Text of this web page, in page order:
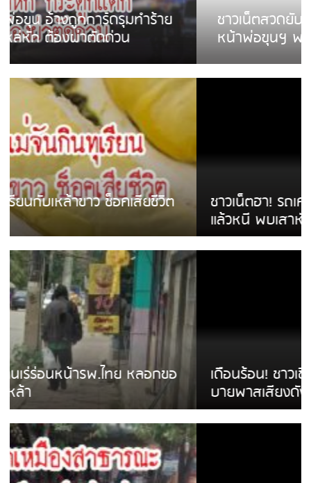
ชาวเน็ตสวดยับ! พบพม่าเร่ขายพวงมาลัย
หน้าพ่อขุนฯ พอไม่ซื้อเดินตาม
ชาวเน็ตฮา! รถเครื่องแม่สายชนป้ายร้านโลงศพ
แล้วหนี พบเสาหัก เบรคหัก หวิดได้ใช้บริการ
เดือนร้อน! ชาวเชียงรายบ่นรถ Isuzu สีขาวซิ่ง
บายพาสเสียงดังสร้างความรำคาญ